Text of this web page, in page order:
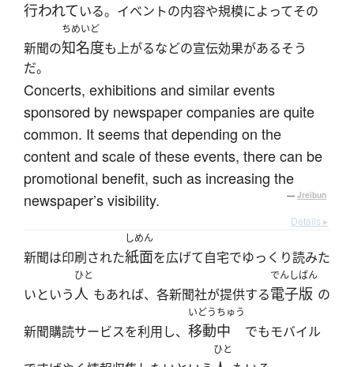
行われている。イベントの内容や規模によってその
新聞の
ちめいど
知名度も上がるなどの宣伝効果があるそう
だ。
Concerts, exhibitions and similar events
sponsored by newspaper companies are quite
common. It seems that depending on the
content and scale of these events, there can be
promotional benefit, such as increasing the
newspaper’s visibility.
— Jreibun
Details ▸
新聞は印刷された
しめん
紙面を広げて自宅でゆっくり読みた
いという
ひと
人 もあれば、各新聞社が提供する
でんしばん
電子版 の
新聞購読サービスを利用し、
いどうちゅう
移動中 でもモバイル
ひと